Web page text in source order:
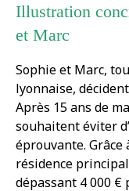
Illustration
et Marc
Sophie et Marc,
lyonnaise,
Après 15 ans de
souhaitent éviter
éprouvante.
résidence
dépassant 4 000 €